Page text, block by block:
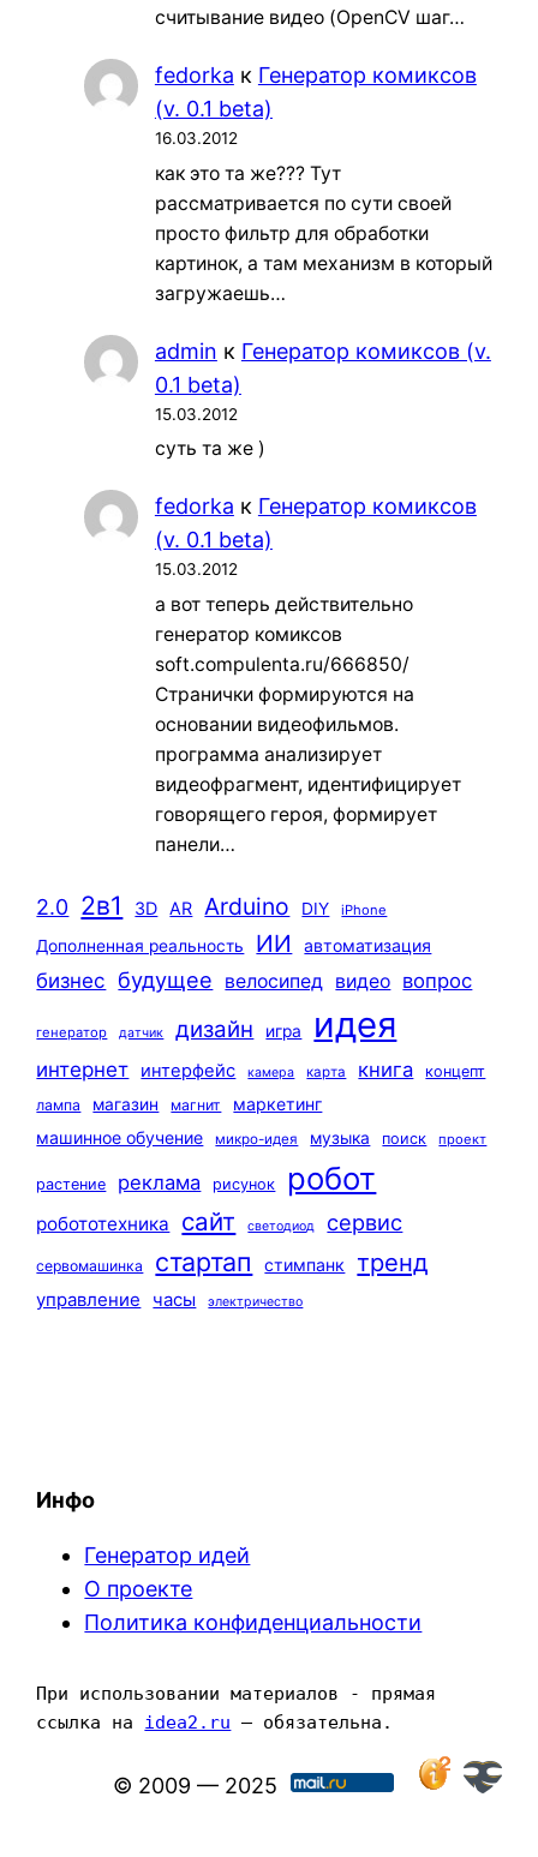
считывание видео (OpenCV шаг…
fedorka к Генератор комиксов
(v. 0.1 beta)
16.03.2012
как это та же??? Тут
рассматривается по сути своей
просто фильтр для обработки
картинок, а там механизм в который
загружаешь…
admin к Генератор комиксов (v.
0.1 beta)
15.03.2012
суть та же )
fedorka к Генератор комиксов
(v. 0.1 beta)
15.03.2012
а вот теперь действительно
генератор комиксов
soft.compulenta.ru/666850/
Странички формируются на
основании видеофильмов.
программа анализирует
видеофрагмент, идентифицирует
говорящего героя, формирует
панели…
2.0 2в1 3D AR Arduino DIY iPhone
Дополненная реальность ИИ автоматизация
бизнес будущее велосипед видео вопрос
генератор датчик дизайн игра идея
интернет интерфейс камера карта книга
концепт
лампа
магазин магнит
маркетинг
машинное обучение
микро-идея музыка поиск проект
растение реклама рисунок робот
робототехника сайт светодиод сервис
сервомашинка стартап стимпанк тренд
управление часы электричество
Инфо
Генератор идей
О проекте
Политика конфиденциальности
При использовании материалов - прямая
ссылка на idea2.ru — обязательна.
© 2009 — 2025